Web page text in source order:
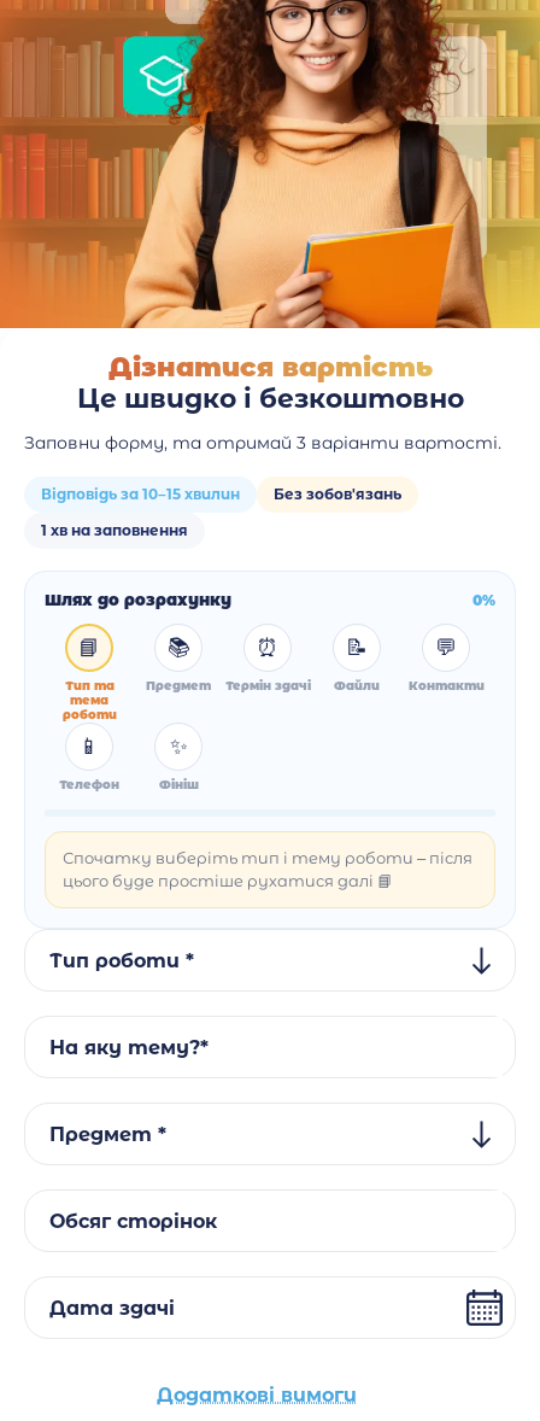
Дізнатися вартість
Це швидко і безкоштовно
Заповни форму, та отримай 3 варіанти вартості.
Відповідь за 10–15 хвилин
Без зобов'язань
1 хв на заповнення
Шлях до розрахунку 0%
📘
Тип та
тема
роботи
📚
Предмет
⏰
Термін здачі
📝
Файли
💬
Контакти
📱
Телефон
✨
Фініш
Спочатку виберіть тип і тему роботи – після
цього буде простіше рухатися далі 📘
Тип роботи *
На яку тему?*
Предмет *
Обсяг сторінок
Дата здачі
Додаткові вимоги